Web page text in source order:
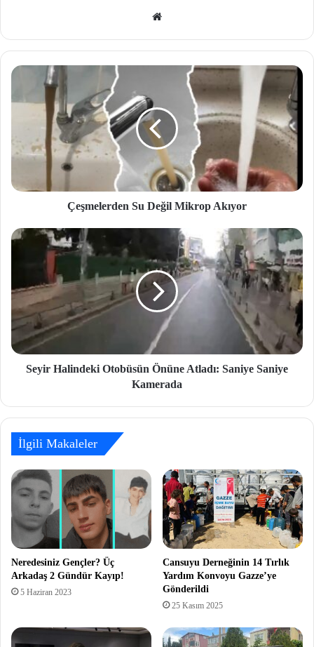
site
si
Çeşmelerden Su Değil Mikrop Akıyor
Seyir Halindeki Otobüsün Önüne Atladı: Saniye Saniye
Kamerada
İlgili Makaleler
Neredesiniz Gençler? Üç
Arkadaş 2 Gündür Kayıp!
5 Haziran 2023
Cansuyu Derneğinin 14 Tırlık
Yardım Konvoyu Gazze’ye
Gönderildi
25 Kasım 2025